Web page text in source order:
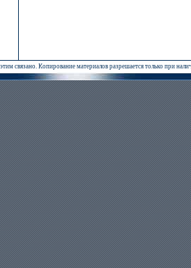
связано. Копирование материалов разрешается только при